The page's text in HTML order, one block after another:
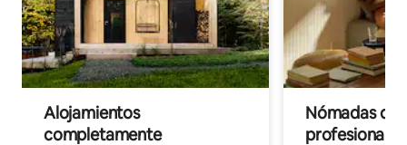
Alojamientos
completamente
Nómadas